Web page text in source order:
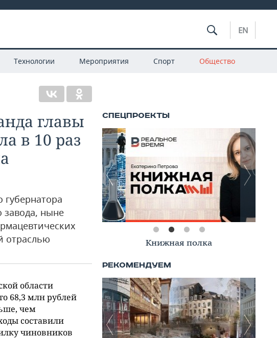
EN
Технологии Мероприятия Спорт Общество
главы
в 10 раз
завода, ныне
отраслью
области
68,3 млн рублей
чем
составили
чиновников
Книжная полка